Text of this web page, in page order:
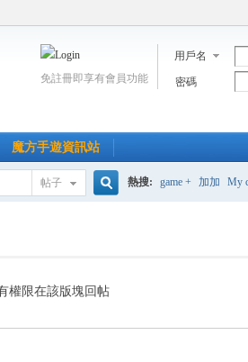
用戶名
密碼
免註冊即享有會員功能
魔方手遊資訊站
帖子
索
熱搜: game + 加加 My
權限在該版塊回帖